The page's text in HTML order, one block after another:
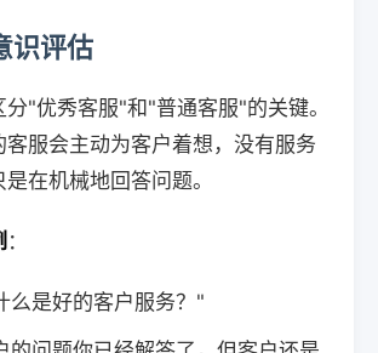
识评估
"优秀客服"和"普通客服"的关键。
客服会主动为客户着想，没有服务
在机械地回答问题。
：
么是好的客户服务？"